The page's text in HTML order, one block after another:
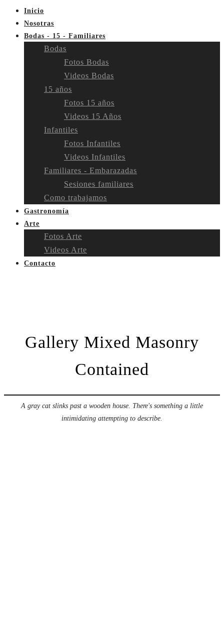
Inicio
Nosotras
Bodas - 15 - Familiares
Bodas
Fotos Bodas
Videos Bodas
15 años
Fotos 15 años
Videos 15 Años
Infantiles
Fotos Infantiles
Videos Infantiles
Familiares - Embarazadas
Sesiones familiares
Como trabajamos
Gastronomía
Arte
Fotos Arte
Videos Arte
Contacto
Gallery Mixed Masonry
Contained
A gray cat slinks past a wooden house. There's something a little
intimidating attempting to describe.